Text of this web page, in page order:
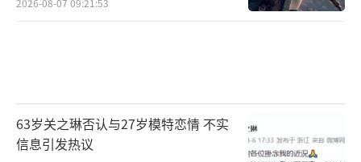
63岁关之琳否认与27岁模特恋情 不实
信息引发热议